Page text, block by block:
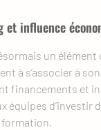
et influence
un élément
à s’associer à
financements et
équipes d’investir
formation.